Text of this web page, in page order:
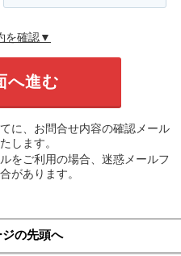
を確認▼
に、お問合せ内容の確認メール
します。
をご利用の場合、迷惑メールフ
があります。
の先頭へ